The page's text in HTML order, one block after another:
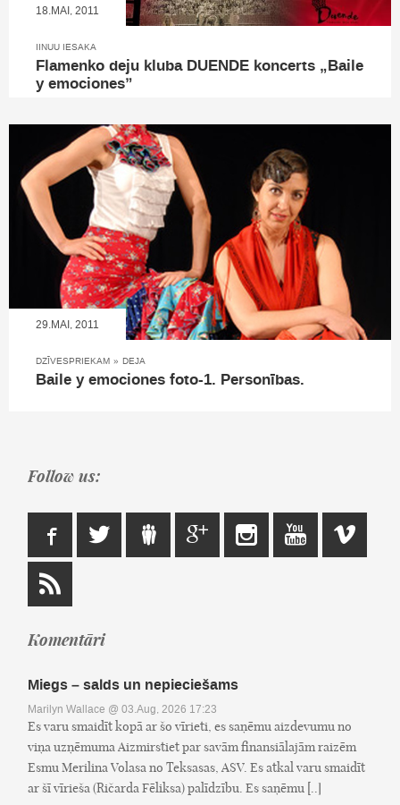
18.MAI, 2011
IINUU IESAKA
Flamenko deju kluba DUENDE koncerts „Baile
y emociones”
29.MAI, 2011
DZĪVESPRIEKAM » DEJA
Baile y emociones foto-1. Personības.
Follow us:
Komentāri
Miegs – salds un nepieciešams
Marilyn Wallace @ 03.Aug, 2026 17:23
Es varu smaidīt kopā ar šo vīrieti, es saņēmu aizdevumu no
viņa uzņēmuma Aizmirstiet par savām finansiālajām raizēm
Esmu Merilina Volasa no Teksasas, ASV. Es atkal varu smaidīt
ar šī vīrieša (Ričarda Fēliksa) palīdzību. Es saņēmu [..]